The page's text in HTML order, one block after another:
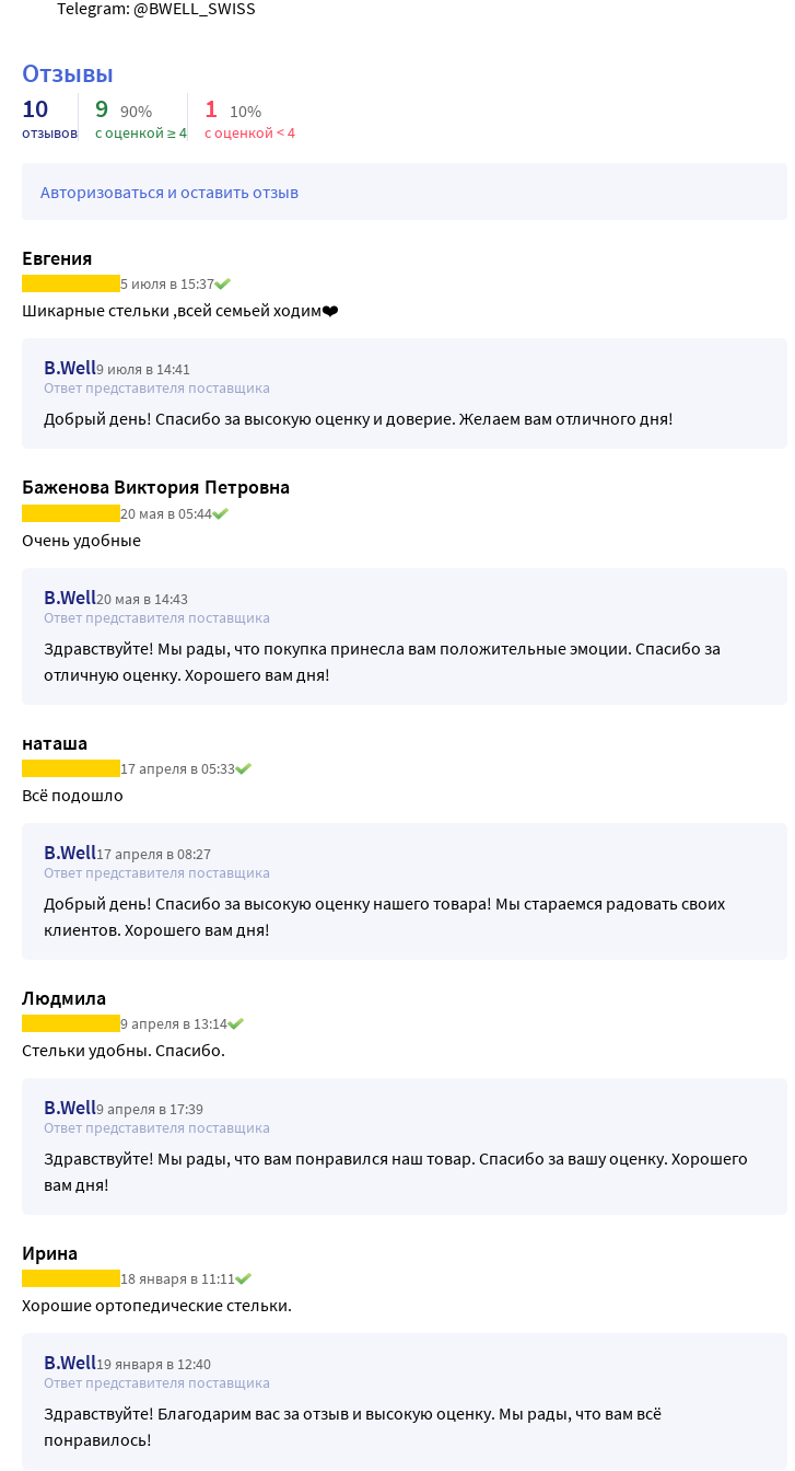
Отзывы
10
отзывов
9 90%
с оценкой ≥ 4
1 10%
с оценкой < 4
Авторизоваться и оставить отзыв
Евгения
5 июля в 15:37
Шикарные стельки ,всей семьей ходим❤️
B.Well9 июля в 14:41
Ответ представителя поставщика
Добрый день! Спасибо за высокую оценку и доверие. Желаем вам отличного дня!
Баженова Виктория Петровна
20 мая в 05:44
Очень удобные
B.Well20 мая в 14:43
Ответ представителя поставщика
Здравствуйте! Мы рады, что покупка принесла вам положительные эмоции. Спасибо за
отличную оценку. Хорошего вам дня!
наташа
17 апреля в 05:33
Всё подошло
B.Well17 апреля в 08:27
Ответ представителя поставщика
Добрый день! Спасибо за высокую оценку нашего товара! Мы стараемся радовать своих
клиентов. Хорошего вам дня!
Людмила
9 апреля в 13:14
Стельки удобны. Спасибо.
B.Well9 апреля в 17:39
Ответ представителя поставщика
Здравствуйте! Мы рады, что вам понравился наш товар. Спасибо за вашу оценку. Хорошего
вам дня!
Ирина
18 января в 11:11
Хорошие ортопедические стельки.
B.Well19 января в 12:40
Ответ представителя поставщика
Здравствуйте! Благодарим вас за отзыв и высокую оценку. Мы рады, что вам всё
понравилось!